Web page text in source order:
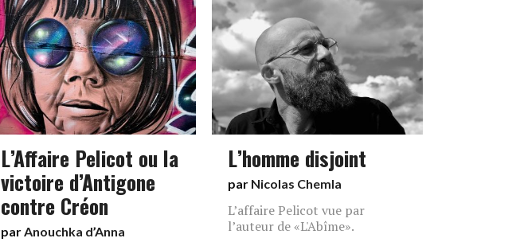
L’Affaire Pelicot ou la
victoire d’Antigone
contre Créon
parAnouchka d’Anna
L’homme disjoint
par Nicolas Chemla
L’affaire Pelicot vue par
l’auteur de «L'Abîme».